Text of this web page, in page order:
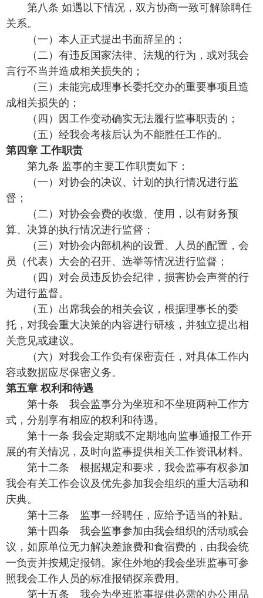
第八条 如遇以下情况，双方协商一致可解除聘任
关系。
（一）本人正式提出书面辞呈的；
（二）有违反国家法律、法规的行为，或对我会
言行不当并造成相关损失的；
（三）未能完成理事长委托交办的重要事项且造
成相关损失的；
（四）因工作变动确实无法履行监事职责的；
（五）经我会考核后认为不能胜任工作的。
第四章 工作职责
第九条 监事的主要工作职责如下：
（一）对协会的决议、计划的执行情况进行监
督；
（二）对协会会费的收缴、使用，以有财务预
算、决算的执行情况进行监督；
（三）对协会内部机构的设置、人员的配置，会
员（代表）大会的召开、选举等情况进行监督；
（四）对会员违反协会纪律，损害协会声誉的行
为进行监督。
（五）出席我会的相关会议，根据理事长的委
托，对我会重大决策的内容进行研核，并独立提出相
关意见或建议。
（六）对我会工作负有保密责任，对具体工作内
容或数据应尽保密义务。
第五章 权利和待遇
第十条 我会监事分为坐班和不坐班两种工作方
式，分别享有相应的权利和待遇。
第十一条 我会定期或不定期地向监事通报工作开
展的有关情况，及时向监事提供相关工作资讯材料。
第十二条 根据规定和要求，我会监事有权参加
我会有关工作会议及优先参加我会组织的重大活动和
庆典。
第十三条 监事一经聘任，应给予适当的补贴。
第十四条 我会监事参加由我会组织的活动或会
议，如原单位无力解决差旅费和食宿费的，由我会统
一负责并按规定报销。家住外地的我会坐班监事可参
照我会工作人员的标准报销探亲费用。
第十五条 我会为坐班监事提供必需的办公用品